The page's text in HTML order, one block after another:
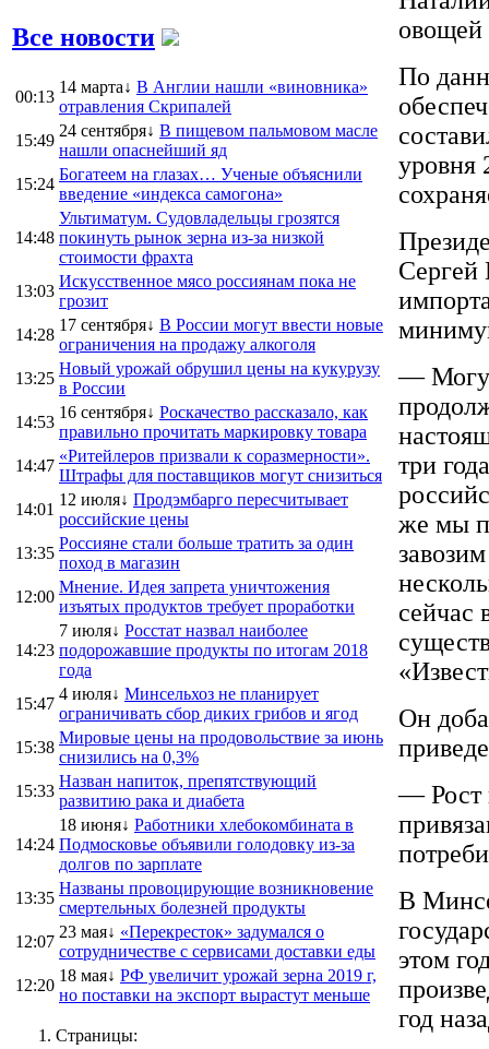
Все новости
00:13
14 марта↓ В Англии нашли «виновника»
отравления Скрипалей
15:49
24 сентября↓ В пищевом пальмовом масле
нашли опаснейший яд
15:24
Богатеем на глазах… Ученые объяснили
введение «индекса самогона»
14:48
Ультиматум. Судовладельцы грозятся
покинуть рынок зерна из-за низкой
стоимости фрахта
13:03
Искусственное мясо россиянам пока не
грозит
14:28
17 сентября↓ В России могут ввести новые
ограничения на продажу алкоголя
13:25
Новый урожай обрушил цены на кукурузу
в России
14:53
16 сентября↓ Роскачество рассказало, как
правильно прочитать маркировку товара
14:47
«Ритейлеров призвали к соразмерности».
Штрафы для поставщиков могут снизиться
14:01
12 июля↓ Продэмбарго пересчитывает
российские цены
13:35
Россияне стали больше тратить за один
поход в магазин
12:00
Мнение. Идея запрета уничтожения
изъятых продуктов требует проработки
14:23
7 июля↓ Росстат назвал наиболее
подорожавшие продукты по итогам 2018
года
15:47
4 июля↓ Минсельхоз не планирует
ограничивать сбор диких грибов и ягод
15:38
Мировые цены на продовольствие за июнь
снизились на 0,3%
15:33
Назван напиток, препятствующий
развитию рака и диабета
14:24
18 июня↓ Работники хлебокомбината в
Подмосковье объявили голодовку из-за
долгов по зарплате
13:35
Названы провоцирующие возникновение
смертельных болезней продукты
12:07
23 мая↓ «Перекресток» задумался о
сотрудничестве с сервисами доставки еды
12:20
18 мая↓ РФ увеличит урожай зерна 2019 г,
но поставки на экспорт вырастут меньше
Страницы:
овощей
По
уровня
Сергей
— Могу
три
же мы
сейчас
Он
— Рост
В
этом
год